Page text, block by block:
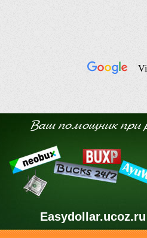
Ваш помощник при
Easydollar.ucoz.ru